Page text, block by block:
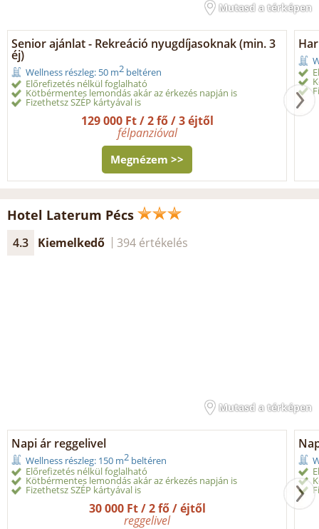
Mutasd a térképen
Senior ajánlat - Rekreáció nyugdíjasoknak (min. 3
éj)
Wellness részleg: 50 m2 beltéren
Előrefizetés nélkül foglalható
Kötbérmentes lemondás akár az érkezés napján is
Fizethetsz SZÉP kártyával is
129 000 Ft / 2 fő / 3 éjtől
félpanzióval
Megnézem >>
Hotel Laterum Pécs
4.3 Kiemelkedő 394 értékelés
Mutasd a térképen
Napi ár reggelivel
Wellness részleg: 150 m2 beltéren
Előrefizetés nélkül foglalható
Kötbérmentes lemondás akár az érkezés napján is
Fizethetsz SZÉP kártyával is
30 000 Ft / 2 fő / éjtől
reggelivel